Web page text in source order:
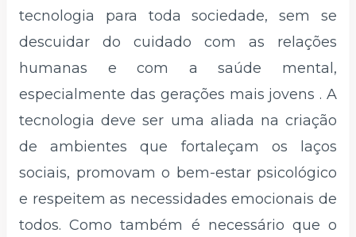
tecnologia para toda sociedade, sem se
descuidar do cuidado com as relações
humanas e com a saúde mental,
especialmente das gerações mais jovens . A
tecnologia deve ser uma aliada na criação
de ambientes que fortaleçam os laços
sociais, promovam o bem-estar psicológico
e respeitem as necessidades emocionais de
todos. Como também é necessário que o